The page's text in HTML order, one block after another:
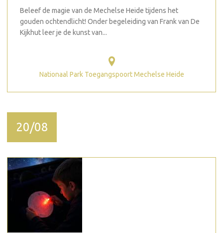
Beleef de magie van de Mechelse Heide tijdens het
gouden ochtendlicht! Onder begeleiding van Frank van De
Kijkhut leer je de kunst van...
Nationaal Park Toegangspoort Mechelse Heide
20/08